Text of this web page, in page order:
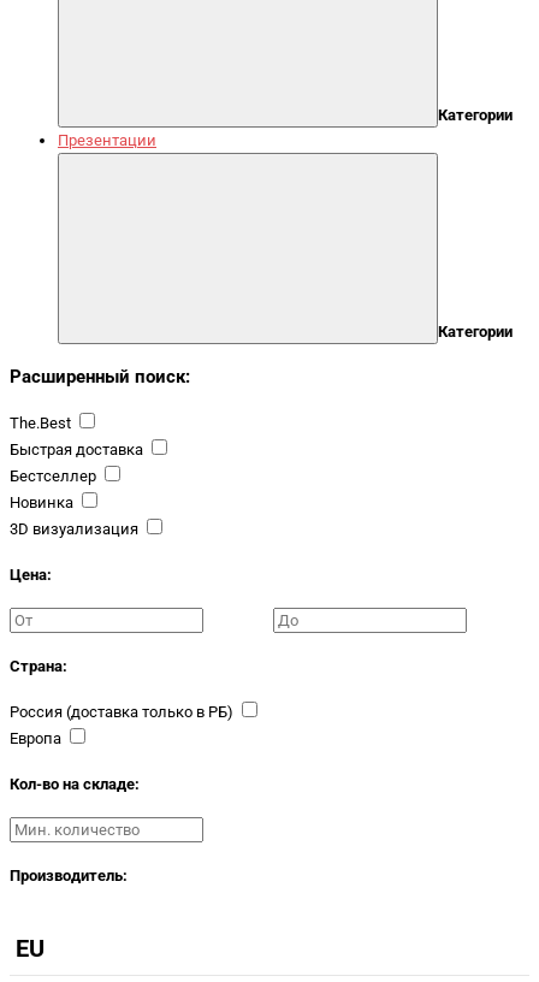
Категории
Презентации
Категории
Расширенный поиск:
The.Best
Быстрая доставка
Бестселлер
Новинка
3D визуализация
Цена:
Страна:
Россия (доставка только в РБ)
Европа
Кол-во на складе:
Производитель:
EU